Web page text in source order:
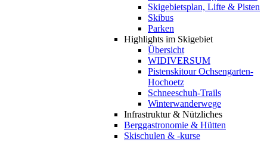
Skigebietsplan, Lifte & Pisten
Skibus
Parken
Highlights im Skigebiet
Übersicht
WIDIVERSUM
Pistenskitour Ochsengarten-
Hochoetz
Schneeschuh-Trails
Winterwanderwege
Infrastruktur & Nützliches
Berggastronomie & Hütten
Skischulen & -kurse